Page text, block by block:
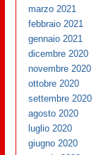
marzo 2021
febbraio 2021
gennaio 2021
dicembre 2020
novembre 2020
ottobre 2020
settembre 2020
agosto 2020
luglio 2020
giugno 2020